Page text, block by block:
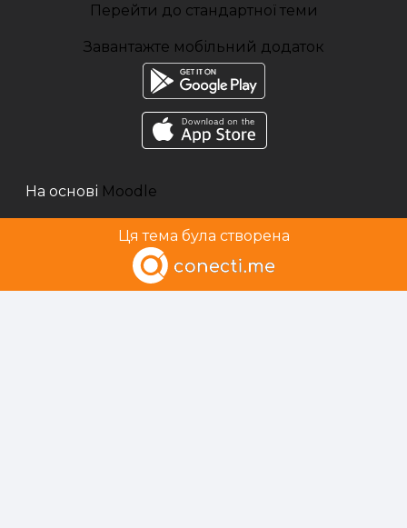
Перейти до стандартної теми
Завантажте мобільний додаток
На основі Moodle
Ця тема була створена